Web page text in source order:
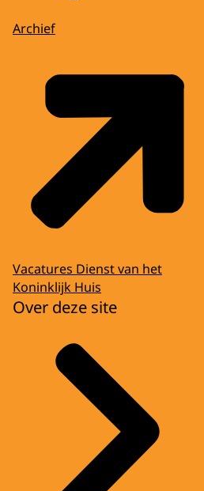
Archief
Vacatures Dienst van het
Koninklijk Huis
Over deze site